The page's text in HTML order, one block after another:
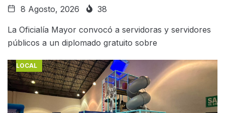
8 Agosto, 2026 38
La Oficialía Mayor convocó a servidoras y servidores
públicos a un diplomado gratuito sobre
LOCAL